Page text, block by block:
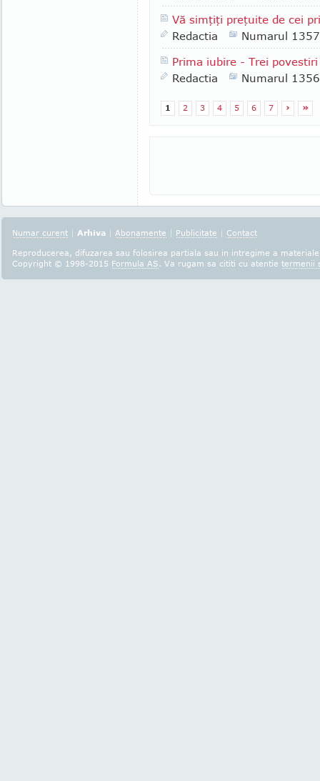
Vă simţiţi preţuite de cei
Redactia
Numarul 1357
Prima iubire - Trei
Redactia
Numarul 1356
1 2 3 4 5 6 7 › »
Numar curent | Arhiva | Abonamente | Publicitate | Contact
Reproducerea, difuzarea sau folosirea partiala sau in intregime a
Copyright © 1998-2015 Formula AS. Va rugam sa cititi cu atentie termenii